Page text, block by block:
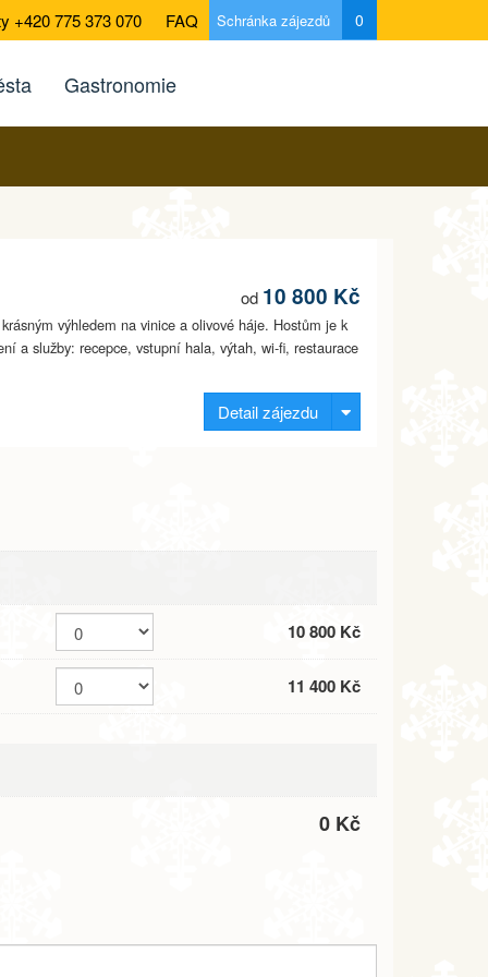
+420 775 373 070 FAQ Schránka zájezdů 0
Gastronomie
od 10 800 Kč
výhledem na vinice a olivové háje. Hostům je k
a služby: recepce, vstupní hala, výtah, wi-fi, restaurace
Detail zájezdu
10 800 Kč
11 400 Kč
0 Kč